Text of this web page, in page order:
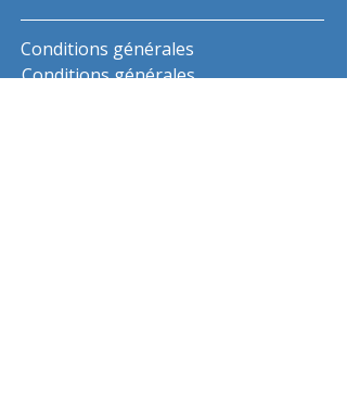
Conditions générales
Conditions générales